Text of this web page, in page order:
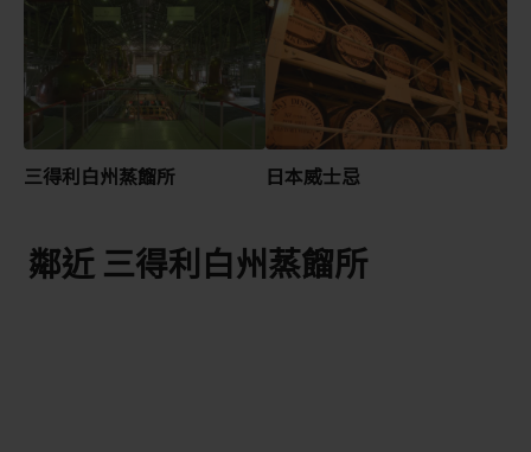
三得利白州蒸餾所 日本威士忌
鄰近 三得利白州蒸餾所